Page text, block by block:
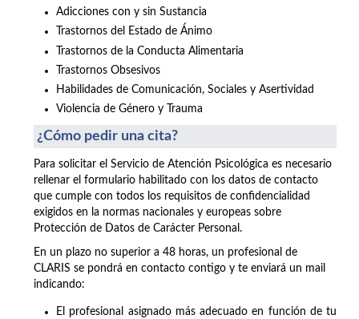
Adicciones con y sin Sustancia
Trastornos del Estado de Ánimo
Trastornos de la Conducta Alimentaria
Trastornos Obsesivos
Habilidades de Comunicación, Sociales y Asertividad
Violencia de Género y Trauma
¿Cómo pedir una cita?
Para solicitar el Servicio de Atención Psicológica es necesario
rellenar el formulario habilitado con los datos de contacto
que cumple con todos los requisitos de confidencialidad
exigidos en la normas nacionales y europeas sobre
Protección de Datos de Carácter Personal.
En un plazo no superior a 48 horas, un profesional de
CLARIS se pondrá en contacto contigo y te enviará un mail
indicando:
El profesional asignado más adecuado en función de tu